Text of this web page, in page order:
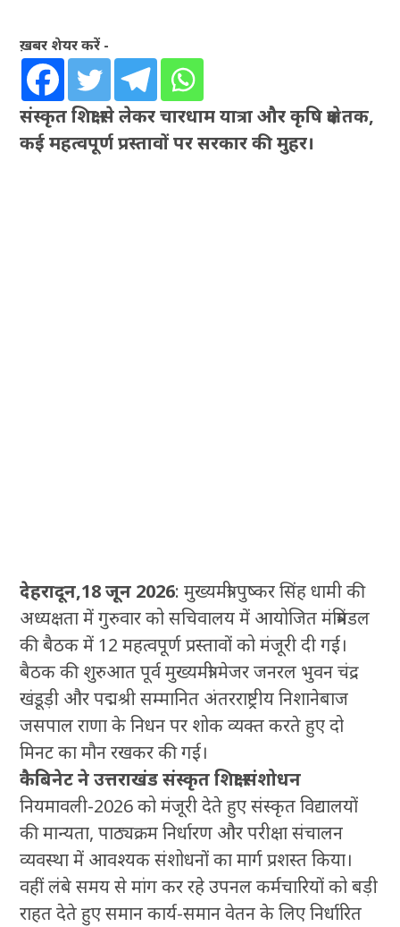
ख़बर शेयर करें -
संस्कृत शिक्षा से लेकर चारधाम यात्रा और कृषि क्षेत्र तक,
कई महत्वपूर्ण प्रस्तावों पर सरकार की मुहर।
देहरादून,18 जून 2026: मुख्यमंत्री पुष्कर सिंह धामी की
अध्यक्षता में गुरुवार को सचिवालय में आयोजित मंत्रिमंडल
की बैठक में 12 महत्वपूर्ण प्रस्तावों को मंजूरी दी गई।
बैठक की शुरुआत पूर्व मुख्यमंत्री मेजर जनरल भुवन चंद्र
खंडूड़ी और पद्मश्री सम्मानित अंतरराष्ट्रीय निशानेबाज
जसपाल राणा के निधन पर शोक व्यक्त करते हुए दो
मिनट का मौन रखकर की गई।
कैबिनेट ने उत्तराखंड संस्कृत शिक्षा संशोधन
नियमावली-2026 को मंजूरी देते हुए संस्कृत विद्यालयों
की मान्यता, पाठ्यक्रम निर्धारण और परीक्षा संचालन
व्यवस्था में आवश्यक संशोधनों का मार्ग प्रशस्त किया।
वहीं लंबे समय से मांग कर रहे उपनल कर्मचारियों को बड़ी
राहत देते हुए समान कार्य-समान वेतन के लिए निर्धारित